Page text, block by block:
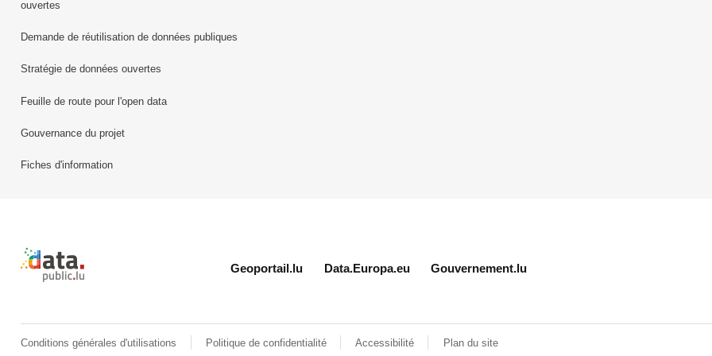
ouvertes
Demande de réutilisation de données publiques
Stratégie de données ouvertes
Feuille de route pour l'open data
Gouvernance du projet
Fiches d'information
Retour à l'accueil de data.public.lu
Geoportail.lu Data.Europa.eu Gouvernement.lu
Conditions générales d'utilisations Politique de confidentialité Accessibilité Plan du site